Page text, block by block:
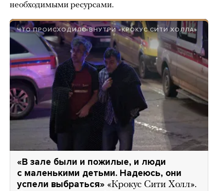
необходимыми ресурсами.
ЧТО ПРОИСХОДИЛО ВНУТРИ «КРОКУС СИТИ ХОЛЛА»
«В зале были и пожилые, и люди
с маленькими детьми. Надеюсь, они
успели выбраться» «Крокус Сити Холл».